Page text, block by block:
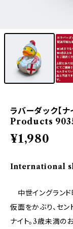
ラバーダック【
Products
¥1,980
International
中世イングラン
仮面をかぶり、セ
ナイト。3歳未満の